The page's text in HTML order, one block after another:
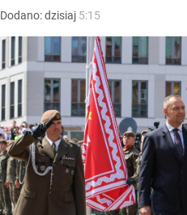
Dodano:dzisiaj 5:15